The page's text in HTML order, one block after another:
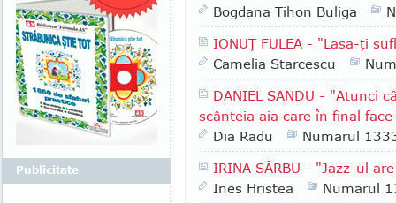
Bogdana Tihon Buliga
IONUŢ FULEA - "Lasa-ţi
Camelia Starcescu
DANIEL SANDU - "Atunci
scânteia aia care în final
Dia Radu
Numarul
IRINA SÂRBU - "Jazz-ul
Ines Hristea
Numarul
Publicitate